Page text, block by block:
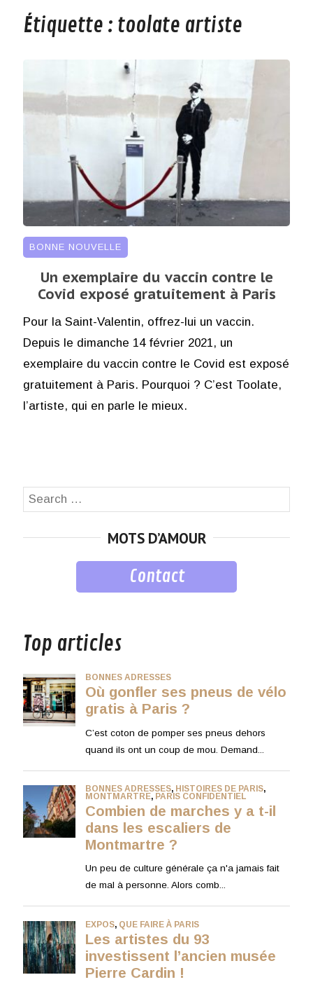
Étiquette : toolate artiste
BONNE NOUVELLE
Un exemplaire du vaccin contre le
Covid exposé gratuitement à Paris
Pour la Saint-Valentin, offrez-lui un vaccin.
Depuis le dimanche 14 février 2021, un
exemplaire du vaccin contre le Covid est exposé
gratuitement à Paris. Pourquoi ? C’est Toolate,
l’artiste, qui en parle le mieux.
Search
MOTS D’AMOUR
Contact
Top articles